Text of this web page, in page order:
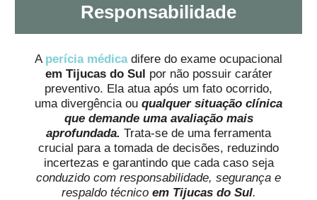
Responsabilidade
A perícia médicadifere do exame ocupacional
em Tijucas do Sul por não possuir caráter
preventivo. Ela atua após um fato ocorrido,
uma divergência ou qualquer situação clínica
que demande uma avaliação mais
aprofundada. Trata-se de uma ferramenta
crucial para a tomada de decisões, reduzindo
incertezas e garantindo que cada caso seja
conduzido com responsabilidade, segurança e
respaldo técnico em Tijucas do Sul.